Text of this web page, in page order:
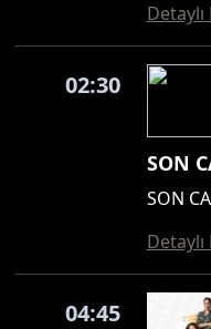
Detaylı
02:30
SON
SON
Detaylı
04:45